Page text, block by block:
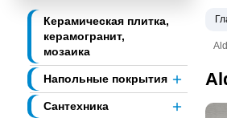
Керамическая плитка,
керамогранит,
мозаика
Напольные покрытия
Сантехника